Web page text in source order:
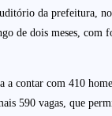
da prefeitura,
de dois meses, com
contar com 410
590 vagas, que